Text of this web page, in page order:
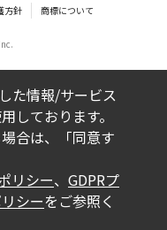
方針 商標について
た情報/サービス
しております。
合は、「同意す
リシー、 GDPRプ
シーをご参照く